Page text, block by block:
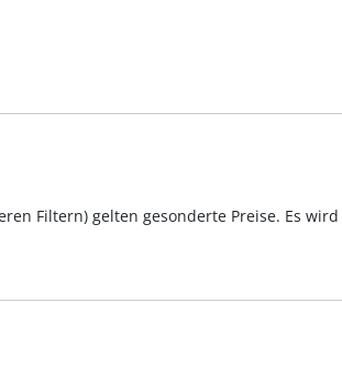
Filtern) gelten gesonderte Preise. Es